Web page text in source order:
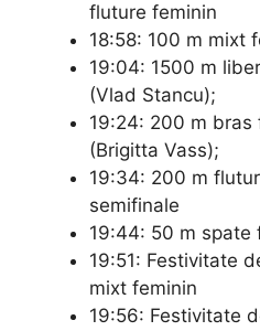
fluture feminin
18:58: 100 m mixt
19:04: 1500 m
(Vlad Stancu);
19:24: 200 m bras
(Brigitta Vass);
19:34: 200 m
semifinale
19:44: 50 m spate
19:51: Festivitate
mixt feminin
19:56: Festivitate